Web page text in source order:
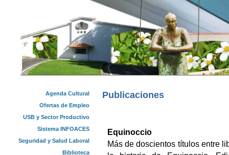
Publicaciones
Equinoccio
Más de doscientos títulos entre
Agenda Cultural
Ofertas de Empleo
USB y Sector Productivo
Sistema INFOACES
Seguridad y Salud Laboral
Biblioteca